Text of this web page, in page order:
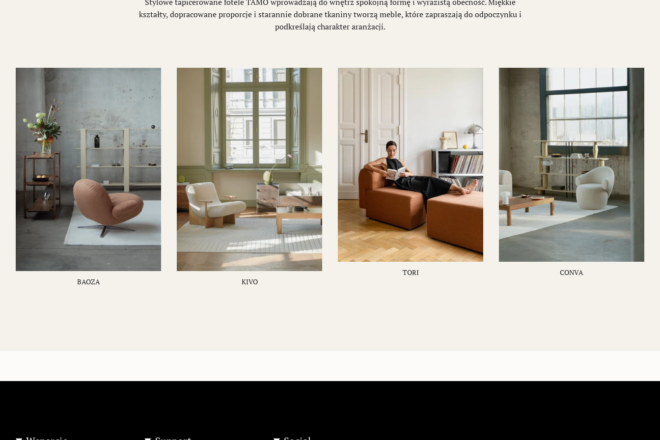
Stylowe tapicerowane fotele TAMO wprowadzają do wnętrz spokojną formę i wyrazistą obecność. Miękkie
kształty, dopracowane proporcje i starannie dobrane tkaniny tworzą meble, które zapraszają do odpoczynku i
podkreślają charakter aranżacji.
BAOZA KIVO
TORI CONVA